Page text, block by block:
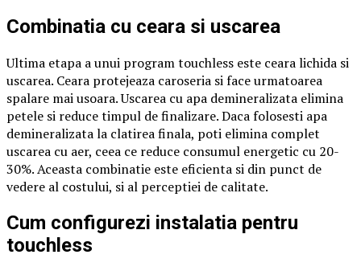
Combinatia cu ceara si uscarea
Ultima etapa a unui program touchless este ceara lichida si
uscarea. Ceara protejeaza caroseria si face urmatoarea
spalare mai usoara. Uscarea cu apa demineralizata elimina
petele si reduce timpul de finalizare. Daca folosesti apa
demineralizata la clatirea finala, poti elimina complet
uscarea cu aer, ceea ce reduce consumul energetic cu 20-
30%. Aceasta combinatie este eficienta si din punct de
vedere al costului, si al perceptiei de calitate.
Cum configurezi instalatia pentru
touchless